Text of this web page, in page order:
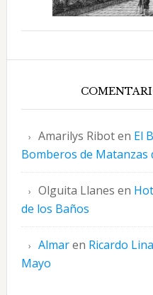
Amarilys Riboten El
Bomberos de Matanzas
Olguita Llanes en
de los Baños
Almaren Ricardo
Mayo